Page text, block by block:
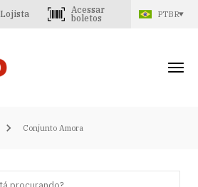
Lojista
Acessar
boletos
PTBR
Conjunto Amora